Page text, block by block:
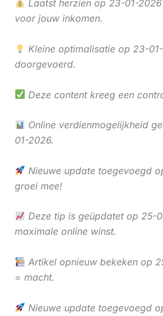
Laatst herzien op 23-01-
voor jouw inkomen.
Kleine optimalisatie op 23-
doorgevoerd.
Deze content kreeg een
Online verdienmogelijkheid
01-2026.
Nieuwe update toegevoegd
groei mee!
Deze tip is geüpdatet op 25-
maximale online winst.
Artikel opnieuw bekeken op
= macht.
Nieuwe update toegevoegd